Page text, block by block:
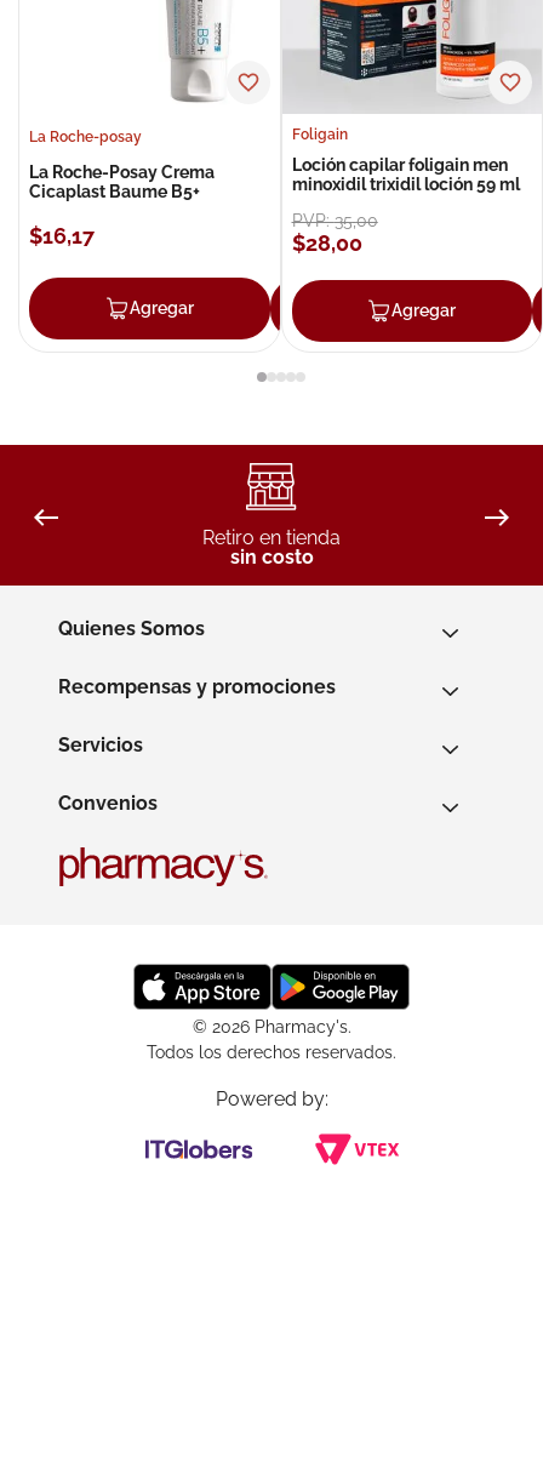
La Roche-posay
La Roche-Posay Crema
Cicaplast Baume B5+
$16,17
Agregar Agregar
Foligain
Loción capilar foligain men
minoxidil trixidil loción 59 ml
PVP:35,00
$28,00
Agregar
Retiro en tienda
sin costo
Quienes Somos
Recompensas y promociones
Servicios
Convenios
© 2026 Pharmacy's.
Todos los derechos reservados.
Powered by: